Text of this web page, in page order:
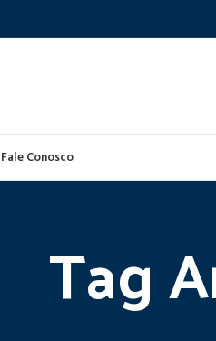
Fale Conosco
Tag